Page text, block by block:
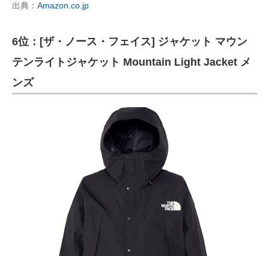
出典： Amazon.co.jp
6位：[ザ・ノース・フェイス] ジャケット マウン
テンライトジャケット Mountain Light Jacket メ
ンズ